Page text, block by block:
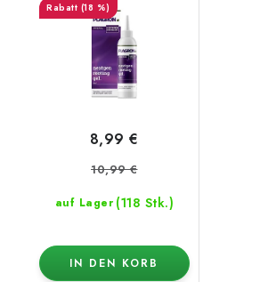
(18 %)
auf Lager (118 Stk.)
8,99 €
10,99 €
IN DEN KORB